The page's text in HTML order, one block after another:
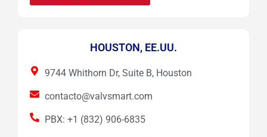
HOUSTON, EE.UU.
9744 Whithorn Dr, Suite B, Houston
contacto@valvsmart.com
PBX: +1 (832) 906-6835